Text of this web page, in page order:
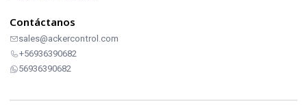
Contáctanos
sales@ackercontrol.com
+56936390682
56936390682